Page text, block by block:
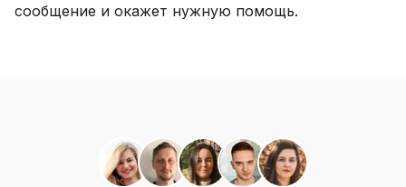
сообщение и окажет нужную помощь.